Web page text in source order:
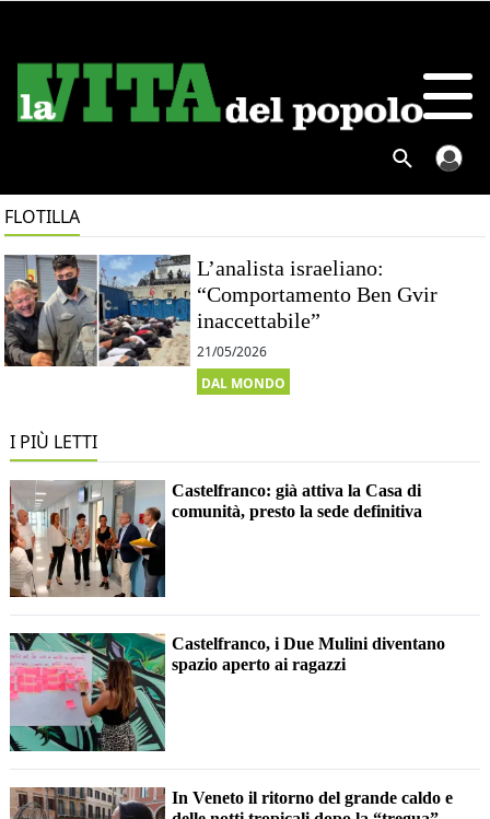
FLOTILLA
L’analista israeliano:
“Comportamento Ben Gvir
inaccettabile”
21/05/2026
DAL MONDO
I PIÙ LETTI
Castelfranco: già attiva la Casa di
comunità, presto la sede definitiva
Castelfranco, i Due Mulini diventano
spazio aperto ai ragazzi
In Veneto il ritorno del grande caldo e